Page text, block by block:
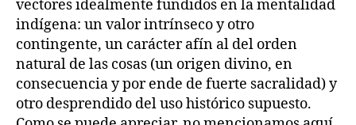
vectores idealmente fundidos en la mentalidad
indígena: un valor intrínseco y otro
contingente, un carácter afín al del orden
natural de las cosas (un origen divino, en
consecuencia y por ende de fuerte sacralidad) y
otro desprendido del uso histórico supuesto.